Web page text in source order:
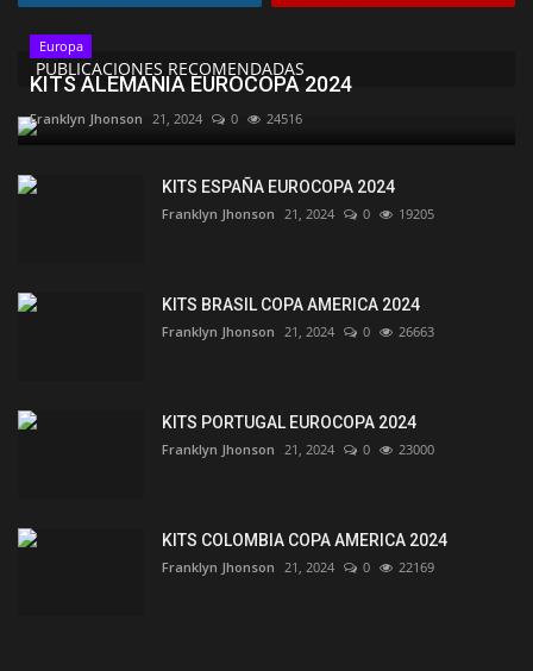
PUBLICACIONES RECOMENDADAS
Europa
KITS ALEMANIA EUROCOPA 2024
Franklyn Jhonson 21, 2024 0 24516
KITS ESPAÑA EUROCOPA 2024
Franklyn Jhonson 21, 2024 0 19205
KITS BRASIL COPA AMERICA 2024
Franklyn Jhonson 21, 2024 0 26663
KITS PORTUGAL EUROCOPA 2024
Franklyn Jhonson 21, 2024 0 23000
KITS COLOMBIA COPA AMERICA 2024
Franklyn Jhonson 21, 2024 0 22169